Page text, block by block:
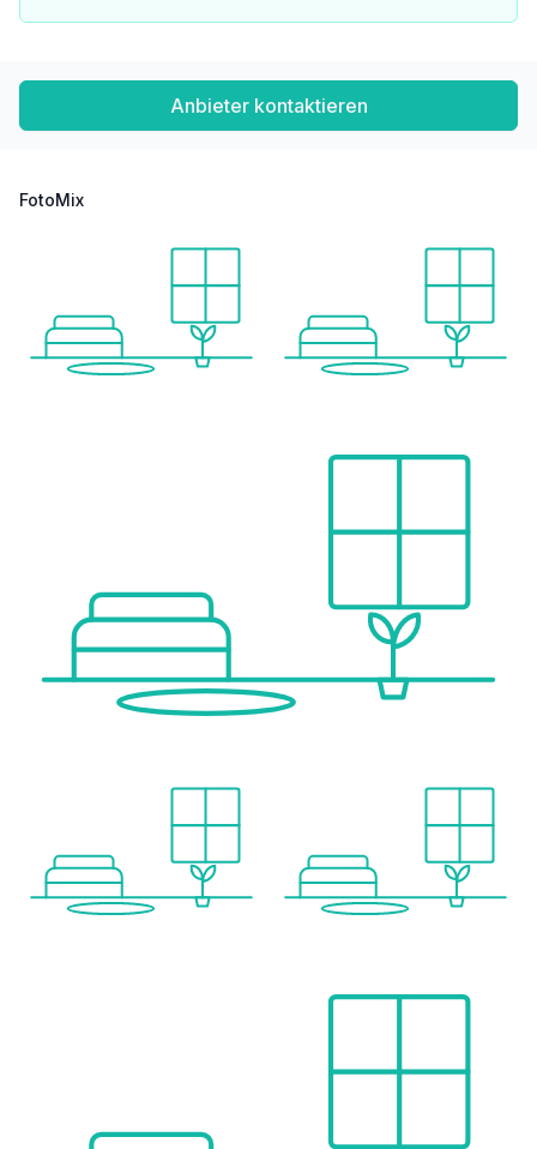
Kindergarten <500m
Supermarkt <500m
Polizei <1.500m
Verkehr
Angaben Entfernung Luftlinie / Quelle: OpenStreetMap
Anbieter kontaktieren
FotoMix